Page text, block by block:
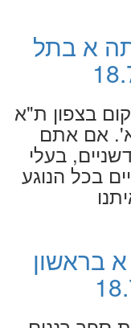
א בתל
בצפון ת"א
אם אתם
בעלי
בכל הנוגע
בראשון